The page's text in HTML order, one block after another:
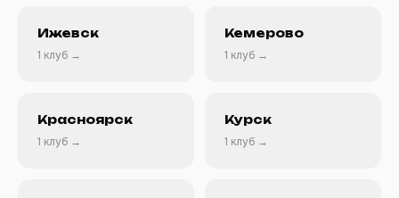
Ижевск
1 клуб →
Кемерово
1 клуб →
Красноярск
1 клуб →
Курск
1 клуб →